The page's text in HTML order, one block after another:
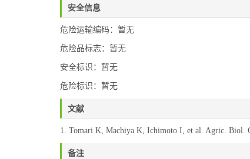
安全信息
危险运输编码：暂无
危险品标志：暂无
安全标识：暂无
危险标识：暂无
文献
1. Tomari K, Machiya K, Ichimoto I, et al. Agric. Biol.
备注